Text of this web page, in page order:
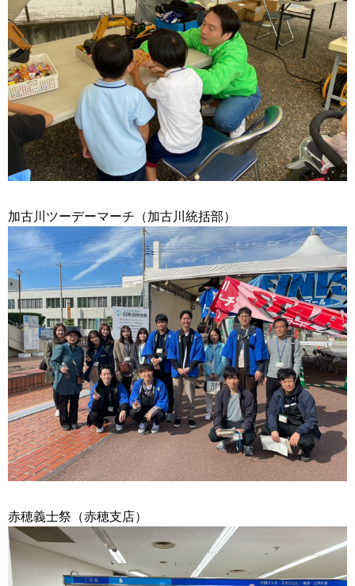
加古川ツーデーマーチ（加古川統括部）
赤穂義士祭（赤穂支店）